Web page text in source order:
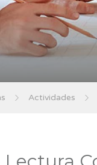
Actividades